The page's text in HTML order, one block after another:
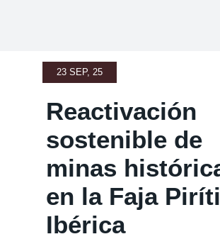
23 SEP, 25
Reactivación
sostenible de
minas
en la Faja
Ibérica